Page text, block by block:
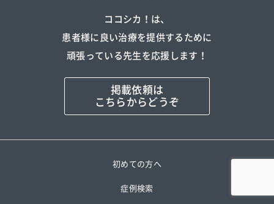
ココシカ！は、
患者様に良い治療を提供するために
頑張っている先生を応援します！
掲載依頼は
こちらからどうぞ
初めての方へ
症例検索